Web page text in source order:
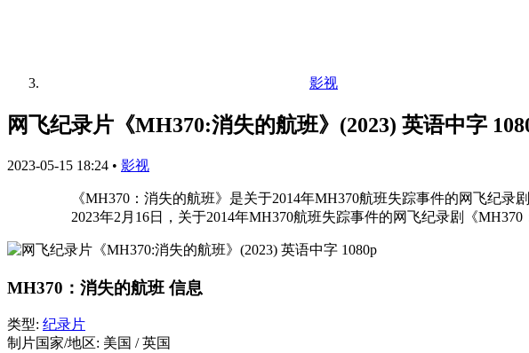
影视
网飞纪录片《MH370:消失的航班》(2023) 英语中字
2023-05-15 18:24 • 影视
《MH370：消失的航班》是关于2014年MH370航班失踪事件的网飞纪录剧
2023年2月16日，关于2014年MH370航班失踪事件的网飞纪录剧《MH370
MH370：消失的航班 信息
类型: 纪录片
制片国家/地区: 美国 / 英国